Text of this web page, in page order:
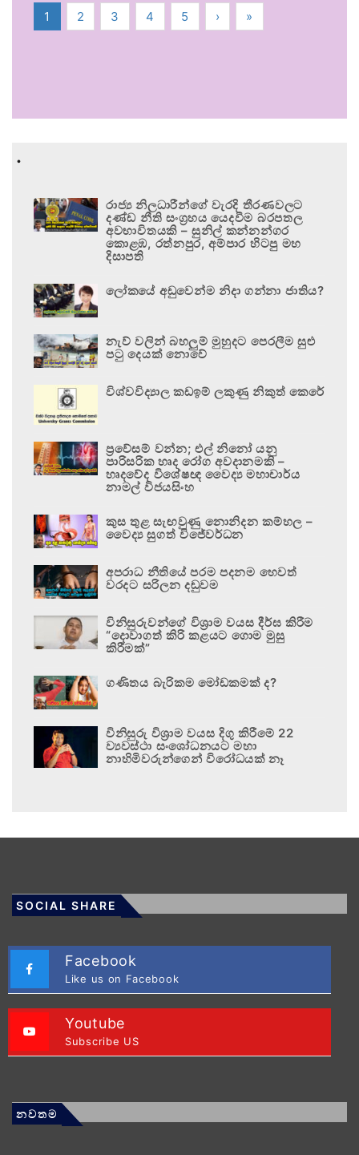
1 2 3 4 5 › »
.
රාජ්‍ය නිලධාරීන්ගේ වැරදි තීරණවලට
දණ්ඩ නීති සංග්‍රහය යෙදවීම බරපතල
අවභාවිතයකි – සුනිල් කන්නන්ගර
කොළඹ, රත්නපුර, අම්පාර හිටපු මහ
දිසාපති
ලෝකයේ අඩුවෙන්ම නිදා ගන්නා ජාතිය?
නැව් වලින් බහලුම් මුහුදට පෙරලීම සුළු
පටු දෙයක් නොවේ
විශ්වවිද්‍යාල කඩඉම් ලකුණු නිකුත් කෙරේ
ප්‍රවේසම් වන්න; එල් නිනෝ යනු
පාරිසරික හෘද රෝග අවදානමකි –
හෘදවේද විශේෂඥ වෛද්‍ය මහාචාර්ය
නාමල් විජයසිංහ
කුස තුළ සැඟවුණු නොනිදන කම්හල –
වෛද්‍ය සුගත් විජේවර්ධන
අපරාධ නීතියේ පරම පදනම හෙවත්
වරදට සරිලන දඬුවම
විනිසුරුවන්ගේ විශ්‍රාම වයස දීර්ඝ කිරීම
“දොවාගත් කිරි කළයට ගොම මුසු
කිරීමක්”
ගණිතය බැරිකම මෝඩකමක් ද?
විනිසුරු විශ්‍රාම වයස දිගු කිරීමේ 22
ව්‍යවස්ථා සංශෝධනයට මහා
නාහිමිවරුන්ගෙන් විරෝධයක් නෑ
SOCIAL SHARE
Facebook
Like us on Facebook
Youtube
Subscribe US
නවතම